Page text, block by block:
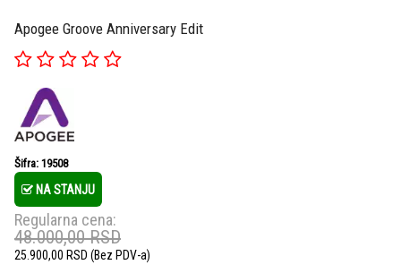
Apogee Groove Anniversary Edit
Šifra: 19508
NA STANJU
Regularna cena:
48.000,00RSD
25.900,00 RSD (Bez PDV-a)